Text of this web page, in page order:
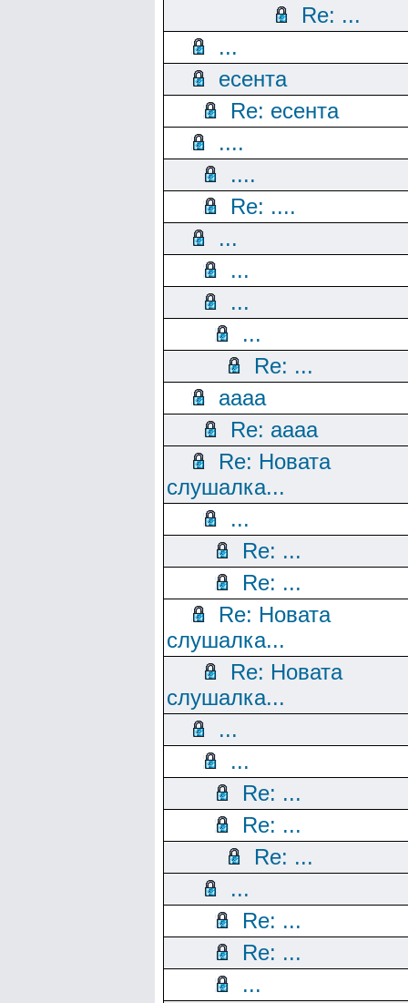
Re: ...
...
есента
Re: есента
....
....
Re: ....
...
...
...
...
Re: ...
aaaa
Re: aaaa
Re: Новата
слушалка...
...
Re: ...
Re: ...
Re: Новата
слушалка...
Re: Новата
слушалка...
...
...
Re: ...
Re: ...
Re: ...
...
Re: ...
Re: ...
...